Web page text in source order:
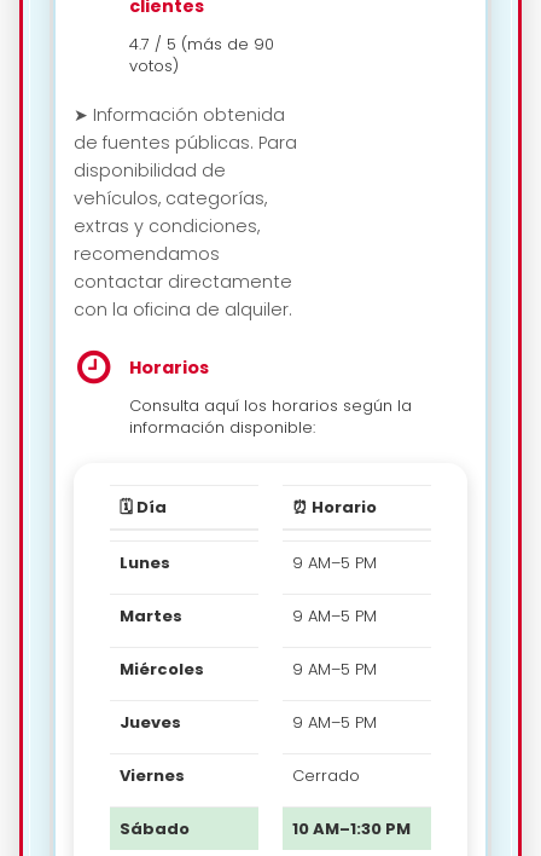
clientes
4.7 / 5 (más de 90
votos)
➤ Información obtenida
de fuentes públicas. Para
disponibilidad de
vehículos, categorías,
extras y condiciones,
recomendamos
contactar directamente
con la oficina de alquiler.
Horarios
Consulta aquí los horarios según la
información disponible:
🗓️ Día ⏰ Horario
Lunes 9 AM–5 PM
Martes 9 AM–5 PM
Miércoles 9 AM–5 PM
Jueves 9 AM–5 PM
Viernes Cerrado
Sábado 10 AM–1:30 PM